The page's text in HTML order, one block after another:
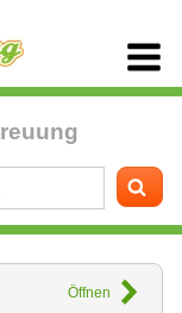
Öffnen